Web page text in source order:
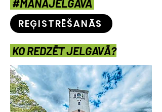
#MANAJELGAVA
REĢISTRĒŠANĀS
KO REDZĒT JELGAVĀ?